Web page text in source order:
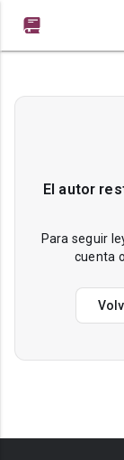
El autor
Para seguir
cuenta